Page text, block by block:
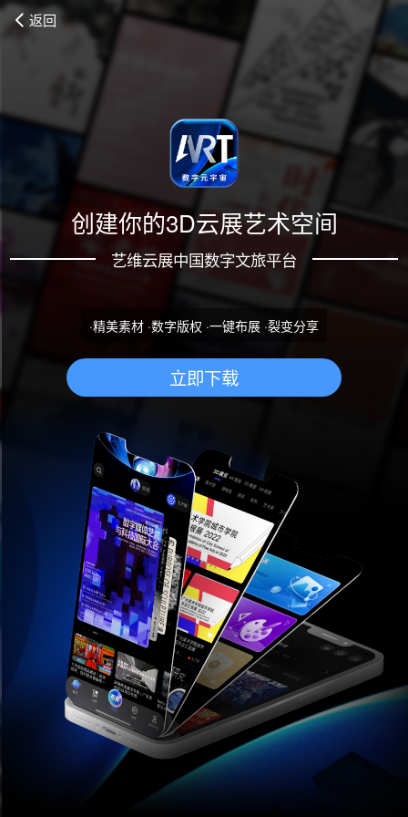
返回
创建你的3D云展艺术空间
艺维云展中国数字文旅平台
·精美素材 ·数字版权 ·一键布展 ·裂变分享
立即下载